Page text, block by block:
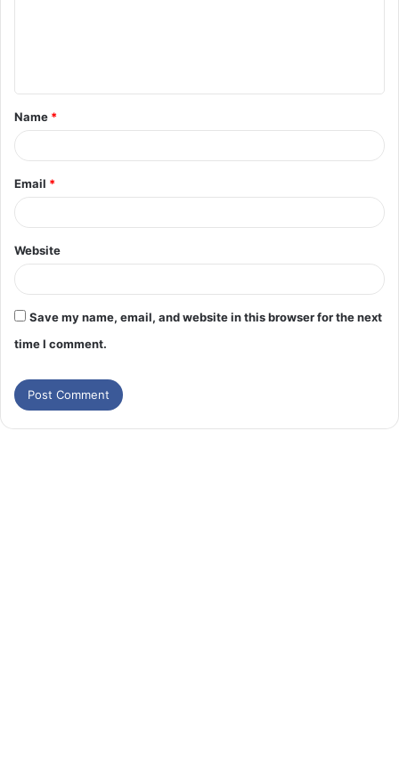
Name *
Email *
Website
Save my name, email, and website in this browser for the next
time I comment.